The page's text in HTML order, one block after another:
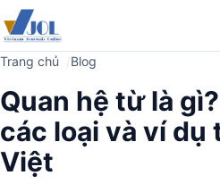
Trang chủ Blog
Quan hệ từ là
các loại và ví dụ
Việt